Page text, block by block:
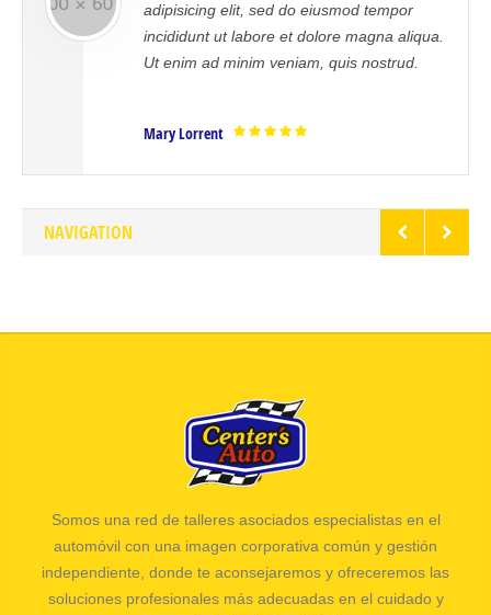
elit, sed do eiusmod tempor
ut labore et dolore magna aliqua.
minim veniam, quis nostrud.
error sit
doloremque
aperiam,
NAVIGATION
Somos una red de talleres asociados especialistas en el
automóvil con una imagen corporativa común y gestión
independiente, donde te aconsejaremos y ofreceremos las
soluciones profesionales más adecuadas en el cuidado y